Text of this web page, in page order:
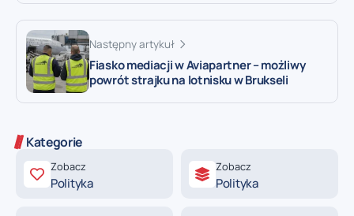
Następny artykuł
Fiasko mediacji w Aviapartner – możliwy
powrót strajku na lotnisku w Brukseli
Kategorie
Zobacz
Polityka
Zobacz
Polityka